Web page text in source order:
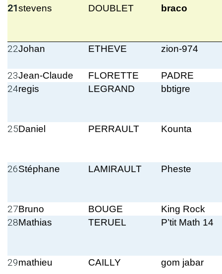
21stevens DOUBLET braco
22Johan ETHEVE zion-974
23Jean-Claude FLORETTE PADRE
24regis LEGRAND bbtigre
25Daniel PERRAULT Kounta
26Stéphane LAMIRAULT Pheste
27Bruno BOUGE King Rock
28Mathias TERUEL P’tit Math 14
29mathieu CAILLY gom jabar